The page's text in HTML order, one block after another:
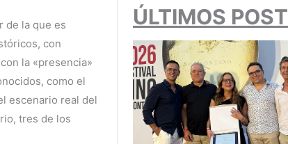
de la que es
con
la «presencia»
como el
escenario real del
tres de los
ÚLTIMOS POST